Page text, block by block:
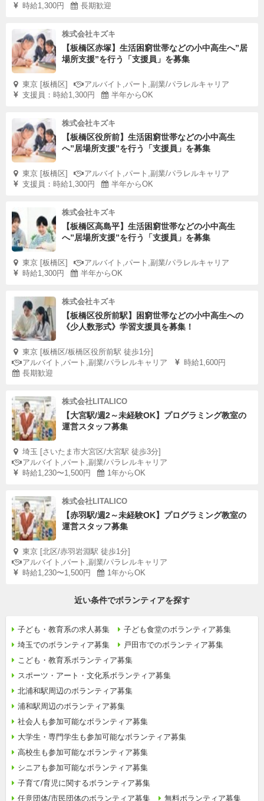
時給1,300円
長期歓迎
株式会社キズキ
【板橋区赤塚】生活困窮世帯などの小中高生へ”居
場所支援”を行う「支援員」を募集
東京 [板橋区]
アルバイト,パート,副業/パラレルキャリア
支援員：時給1,300円
半年からOK
株式会社キズキ
【板橋区役所前】生活困窮世帯などの小中高生
へ”居場所支援”を行う「支援員」を募集
東京 [板橋区]
アルバイト,パート,副業/パラレルキャリア
支援員：時給1,300円
半年からOK
株式会社キズキ
【板橋区高島平】生活困窮世帯などの小中高生
へ”居場所支援”を行う「支援員」を募集
東京 [板橋区]
アルバイト,パート,副業/パラレルキャリア
時給1,300円
半年からOK
株式会社キズキ
【板橋区役所前駅】困窮世帯などの小中高生への
《少人数形式》学習支援員を募集！
東京 [板橋区/板橋区役所前駅 徒歩1分]
アルバイト,パート,副業/パラレルキャリア
時給1,600円
長期歓迎
株式会社LITALICO
【大宮駅/週2～未経験OK】プログラミング教室の
運営スタッフ募集
埼玉 [さいたま市大宮区/大宮駅 徒歩3分]
アルバイト,パート,副業/パラレルキャリア
時給1,230〜1,500円
1年からOK
株式会社LITALICO
【赤羽駅/週2～未経験OK】プログラミング教室の
運営スタッフ募集
東京 [北区/赤羽岩淵駅 徒歩1分]
アルバイト,パート,副業/パラレルキャリア
時給1,230〜1,500円
1年からOK
近い条件でボランティアを探す
子ども・教育系の求人募集
子ども食堂のボランティア募集
埼玉でのボランティア募集
戸田市でのボランティア募集
こども・教育系ボランティア募集
スポーツ・アート・文化系ボランティア募集
北浦和駅周辺のボランティア募集
浦和駅周辺のボランティア募集
社会人も参加可能なボランティア募集
大学生・専門学生も参加可能なボランティア募集
高校生も参加可能なボランティア募集
シニアも参加可能なボランティア募集
子育て/育児に関するボランティア募集
任意団体/市民団体のボランティア募集
無料ボランティア募集